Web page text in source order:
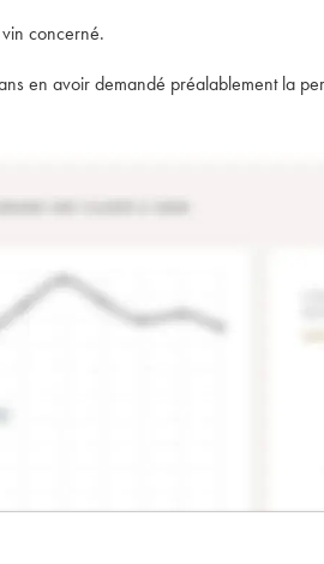
concerné.
en avoir demandé préalablement la